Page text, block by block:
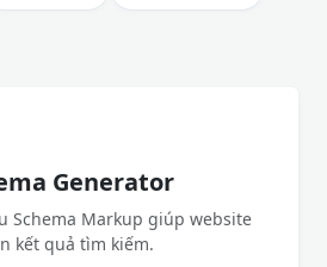
Generator
Schema Markup giúp website
kết quả tìm kiếm.